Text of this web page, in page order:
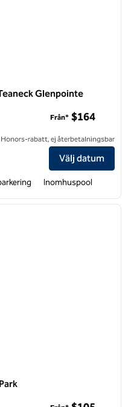
Glenpointe
Suites by Hilton Teaneck
Från* $164
Honors-rabatt, ej återbetalningsbar
Välj datum
Inomhuspool
nästa